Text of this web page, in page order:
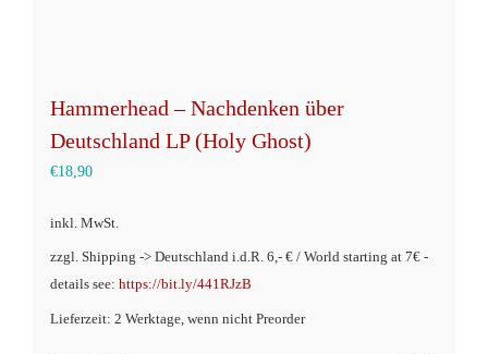
Hammerhead – Nachdenken über
Deutschland LP (Holy Ghost)
€18,90
inkl. MwSt.
zzgl. Shipping -> Deutschland i.d.R. 6,- € / World starting at 7€ -
details see: https://bit.ly/441RJzB
Lieferzeit: 2 Werktage, wenn nicht Preorder